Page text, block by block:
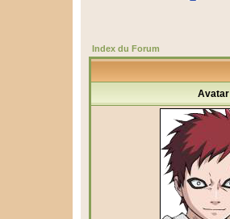
Index du Forum
Avatar